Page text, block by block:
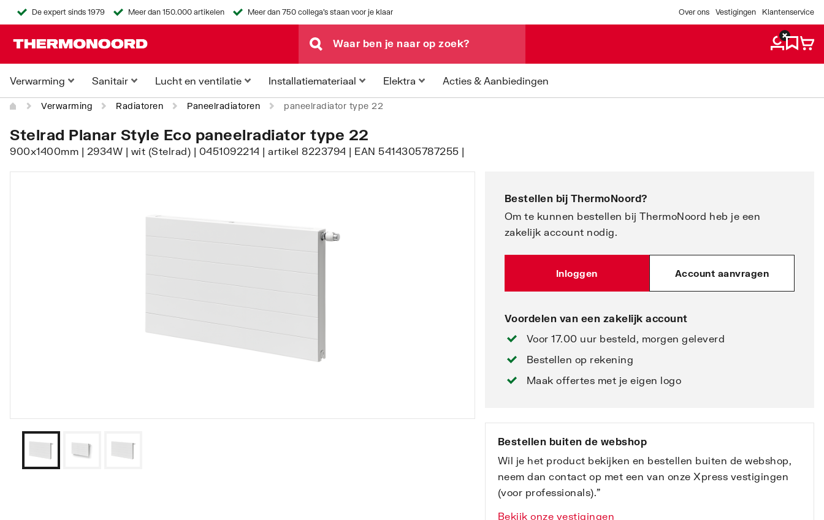
De expert sinds 1979 Meer dan 150.000 artikelen Meer dan 750 collega's staan voor je klaar Over ons Vestigingen Klantenservice
Verwarming Sanitair Lucht en ventilatie Installatiemateriaal Elektra Acties & Aanbiedingen
Verwarming Radiatoren Paneelradiatoren paneelradiator type 22
Stelrad Planar Style Eco paneelradiator type 22
900x1400mm | 2934W | wit (Stelrad) | 0451092214 | artikel 8223794 | EAN 5414305787255 |
Bestellen bij ThermoNoord?
Om te kunnen bestellen bij ThermoNoord heb je een
zakelijk account nodig.
Inloggen Account aanvragen
Voordelen van een zakelijk account
Voor 17.00 uur besteld, morgen geleverd
Bestellen op rekening
Maak offertes met je eigen logo
Bestellen buiten de webshop
Wil je het product bekijken en bestellen buiten de webshop,
neem dan contact op met een van onze Xpress vestigingen
(voor professionals).”
Bekijk onze vestigingen